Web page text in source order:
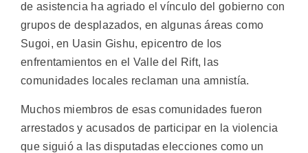
de asistencia ha agriado el vínculo del gobierno con
grupos de desplazados, en algunas áreas como
Sugoi, en Uasin Gishu, epicentro de los
enfrentamientos en el Valle del Rift, las
comunidades locales reclaman una amnistía.
Muchos miembros de esas comunidades fueron
arrestados y acusados de participar en la violencia
que siguió a las disputadas elecciones como un